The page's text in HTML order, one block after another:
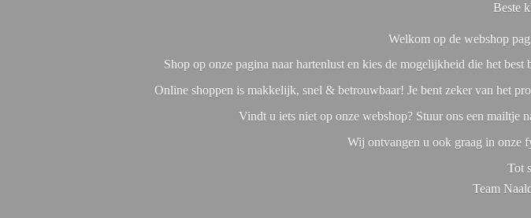
Beste
Welkom op de webshop
Shop op onze pagina naar hartenlust en kies de mogelijkheid die het
Online shoppen is makkelijk, snel & betrouwbaar! Je bent zeker van het
Vindt u iets niet op onze webshop? Stuur ons een mailtje
Wij ontvangen u ook graag in onze
Tot
Team